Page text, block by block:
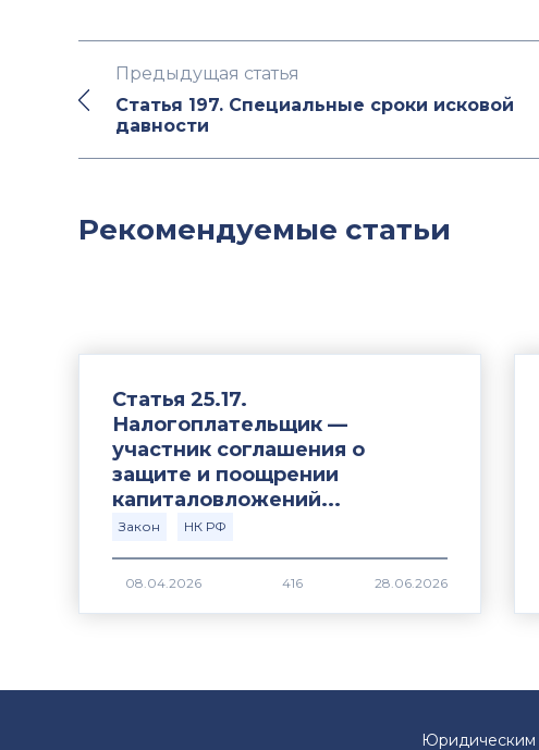
Предыдущая статья
Статья 197. Специальные сроки исковой
давности
Рекомендуемые статьи
Статья 25.17.
Налогоплательщик —
участник соглашения о
защите и поощрении
капиталовложений...
Закон НК РФ
416
Юридическим